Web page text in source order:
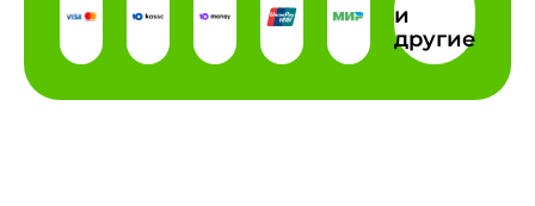
и
другие